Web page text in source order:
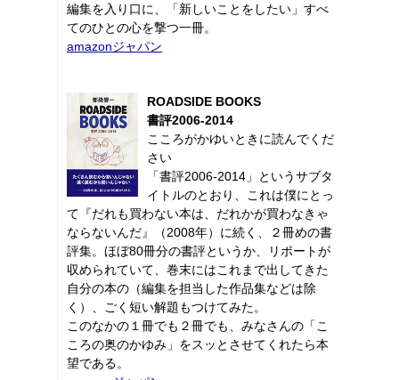
編集を入り口に、「新しいことをしたい」すべ
てのひとの心を撃つ一冊。
amazonジャパン
ROADSIDE BOOKS
書評2006-2014
こころがかゆいときに読んでくだ
さい
「書評2006-2014」というサブタ
イトルのとおり、これは僕にとっ
て『だれも買わない本は、だれかが買わなきゃ
ならないんだ』（2008年）に続く、２冊めの書
評集。ほぼ80冊分の書評というか、リポートが
収められていて、巻末にはこれまで出してきた
自分の本の（編集を担当した作品集などは除
く）、ごく短い解題もつけてみた。
このなかの１冊でも２冊でも、みなさんの「こ
ころの奥のかゆみ」をスッとさせてくれたら本
望である。